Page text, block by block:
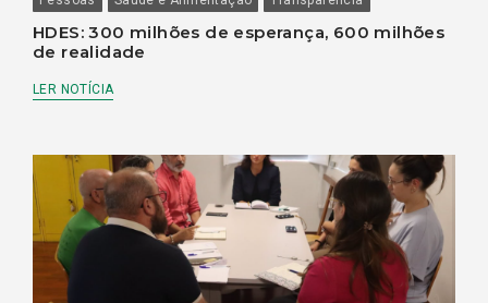
HDES: 300 milhões de esperança, 600 milhões
de realidade
LER NOTÍCIA